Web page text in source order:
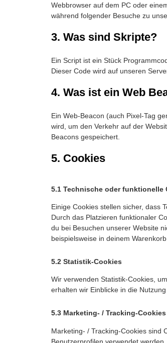
Webbrowser auf dem PC oder
während folgender Besuche zu
3. Was sind Skripte?
Ein Script ist ein Stück
Dieser Code wird auf unseren
4. Was ist ein Web
Ein Web-Beacon (auch Pixel-Tag
wird, um den Verkehr auf der
Beacons gespeichert.
5. Cookies
5.1 Technische oder funktionelle
Einige Cookies stellen sicher, dass
Durch das Platzieren funktionaler
du bei Besuchen unserer Website
beispielsweise in deinem
5.2 Statistik-Cookies
Wir verwenden Statistik-Cookies,
erhalten wir Einblicke in die
5.3 Marketing- / Tracking-Cookies
Marketing- / Tracking-Cookies sind
Benutzerprofilen verwendet